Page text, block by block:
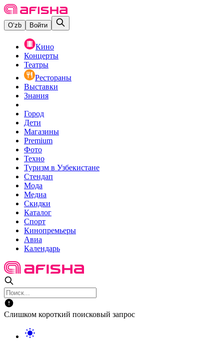
O‘zb Войти
Кино
Концерты
Театры
Рестораны
Выставки
Знания
Город
Дети
Магазины
Premium
Фото
Техно
Туризм в Узбекистане
Стендап
Мода
Медиа
Скидки
Каталог
Спорт
Кинопремьеры
Авиа
Календарь
Слишком короткий поисковый запрос